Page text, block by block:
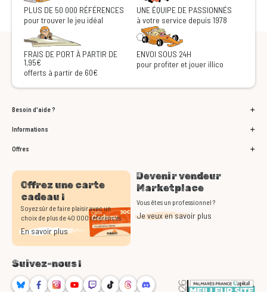
PLUS DE 50 000 RÉFÉRENCES
pour trouver le jeu idéal
UNE ÉQUIPE DE PASSIONNÉS
à votre service depuis 1978
FRAIS DE PORT À PARTIR DE
1,95€
offerts à partir de 60€
ENVOI SOUS 24H
pour profiter et jouer illico
Besoin d'aide ?
Informations
Offres
Offrez une carte
cadeau !
Soyez sûr de faire plaisir avec un
choix de plus de 40 000 références
En savoir plus
Devenir vendeur
Marketplace
Vous êtes un professionnel ?
Je veux en savoir plus
Suivez-nous !
BlueskyFacebookInstagram
YoutubeTwitchTikTokThreadsDiscord